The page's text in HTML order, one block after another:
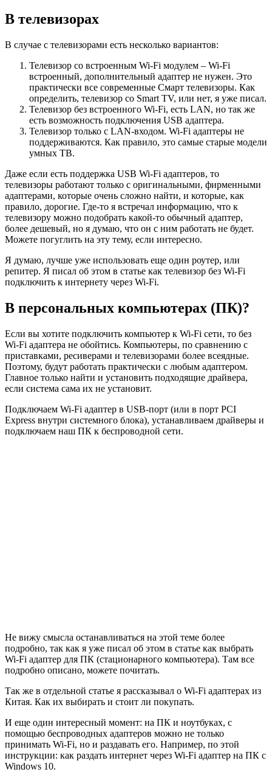
В телевизорах
В случае с телевизорами есть несколько вариантов:
Телевизор со встроенным Wi-Fi модулем – Wi-Fi
встроенный, дополнительный адаптер не нужен. Это
практически все современные Смарт телевизоры. Как
определить, телевизор со Smart TV, или нет, я уже писал.
Телевизор без встроенного Wi-Fi, есть LAN, но так же
есть возможность подключения USB адаптера.
Телевизор только с LAN-входом. Wi-Fi адаптеры не
поддерживаются. Как правило, это самые старые модели
умных ТВ.
Даже если есть поддержка USB Wi-Fi адаптеров, то
телевизоры работают только с оригинальными, фирменными
адаптерами, которые очень сложно найти, и которые, как
правило, дорогие. Где-то я встречал информацию, что к
телевизору можно подобрать какой-то обычный адаптер,
более дешевый, но я думаю, что он с ним работать не будет.
Можете погуглить на эту тему, если интересно.
Я думаю, лучше уже использовать еще один роутер, или
репитер. Я писал об этом в статье как телевизор без Wi-Fi
подключить к интернету через Wi-Fi.
В персональных компьютерах (ПК)?
Если вы хотите подключить компьютер к Wi-Fi сети, то без
Wi-Fi адаптера не обойтись. Компьютеры, по сравнению с
приставками, ресиверами и телевизорами более всеядные.
Поэтому, будут работать практически с любым адаптером.
Главное только найти и установить подходящие драйвера,
если система сама их не установит.
Подключаем Wi-Fi адаптер в USB-порт (или в порт PCI
Express внутри системного блока), устанавливаем драйверы и
подключаем наш ПК к беспроводной сети.
Не вижу смысла останавливаться на этой теме более
подробно, так как я уже писал об этом в статье как выбрать
Wi-Fi адаптер для ПК (стационарного компьютера). Там все
подробно описано, можете почитать.
Так же в отдельной статье я рассказывал о Wi-Fi адаптерах из
Китая. Как их выбирать и стоит ли покупать.
И еще один интересный момент: на ПК и ноутбуках, с
помощью беспроводных адаптеров можно не только
принимать Wi-Fi, но и раздавать его. Например, по этой
инструкции: как раздать интернет через Wi-Fi адаптер на ПК с
Windows 10.